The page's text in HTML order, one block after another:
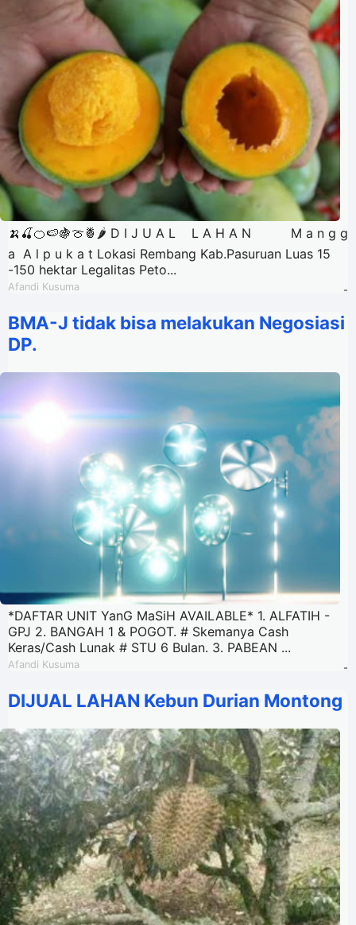
🍌🍒🍊🍉🍇🍈🍍🌶 D I J U A L L A H A N M a n g g
a A l p u k a t Lokasi Rembang Kab.Pasuruan Luas 15
-150 hektar Legalitas Peto...
Afandi Kusuma -
BMA-J tidak bisa melakukan Negosiasi
DP.
*DAFTAR UNIT YanG MaSiH AVAILABLE* 1. ALFATIH -
GPJ 2. BANGAH 1 & POGOT. # Skemanya Cash
Keras/Cash Lunak # STU 6 Bulan. 3. PABEAN ...
Afandi Kusuma -
DIJUAL LAHAN Kebun Durian Montong